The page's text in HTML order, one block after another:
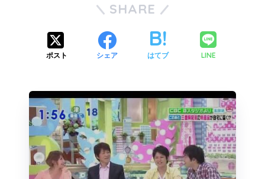
SHARE
ポスト シェア はてブ LINE